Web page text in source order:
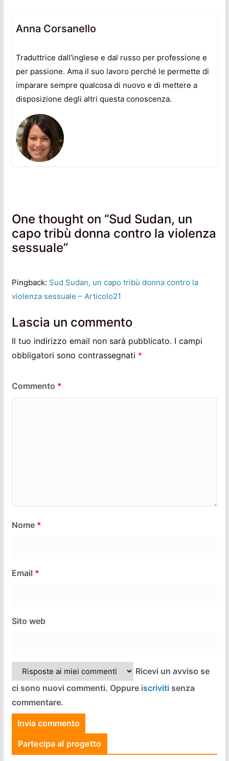
Anna Corsanello
Traduttrice dall’inglese e dal russo per professione e
per passione. Ama il suo lavoro perché le permette di
imparare sempre qualcosa di nuovo e di mettere a
disposizione degli altri questa conoscenza.
One thought on “Sud Sudan, un
capo tribù donna contro la violenza
sessuale”
Pingback: Sud Sudan, un capo tribù donna contro la
violenza sessuale – Articolo21
Lascia un commento
Il tuo indirizzo email non sarà pubblicato. I campi
obbligatori sono contrassegnati *
Commento *
Nome *
Email *
Sito web
Ricevi un avviso se
ci sono nuovi commenti. Oppure iscrivitisenza
commentare.
Partecipa al progetto